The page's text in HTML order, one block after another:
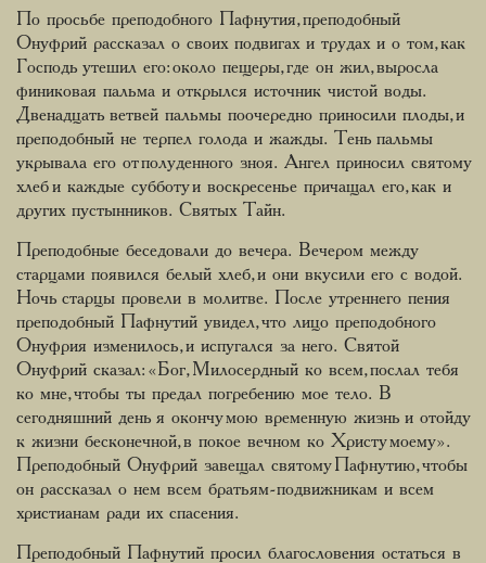
По просьбе преподобного Пафнутия, преподобный
Онуфрий рассказал о своих подвигах и трудах и о том, как
Господь утешил его: около пещеры, где он жил, выросла
финиковая пальма и открылся источник чистой воды.
Двенадцать ветвей пальмы поочередно приносили плоды, и
преподобный не терпел голода и жажды. Тень пальмы
укрывала его от полуденного зноя. Ангел приносил святому
хлеб и каждые субботу и воскресенье причащал его, как и
других пустынников. Святых Тайн.
Преподобные беседовали до вечера. Вечером между
старцами появился белый хлеб, и они вкусили его с водой.
Ночь старцы провели в молитве. После утреннего пения
преподобный Пафнутий увидел, что лицо преподобного
Онуфрия изменилось, и испугался за него. Святой
Онуфрий сказал: «Бог, Милосердный ко всем, послал тебя
ко мне, чтобы ты предал погребению мое тело. В
сегодняшний день я окончу мою временную жизнь и отойду
к жизни бесконечной, в покое вечном ко Христу моему».
Преподобный Онуфрий завещал святому Пафнутию, чтобы
он рассказал о нем всем братьям-подвижникам и всем
христианам ради их спасения.
Преподобный Пафнутий просил благословения остаться в